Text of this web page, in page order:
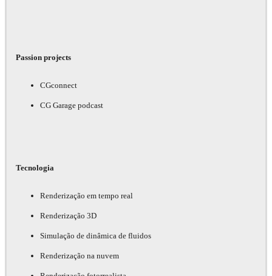
Passion projects
CGconnect
CG Garage podcast
Tecnologia
Renderização em tempo real
Renderização 3D
Simulação de dinâmica de fluidos
Renderização na nuvem